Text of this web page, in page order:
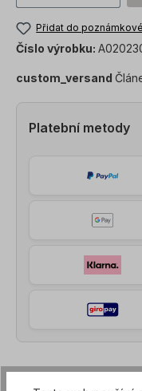
Přidat do
Číslo výrobku:
custom_versand
Platební metody
Popis